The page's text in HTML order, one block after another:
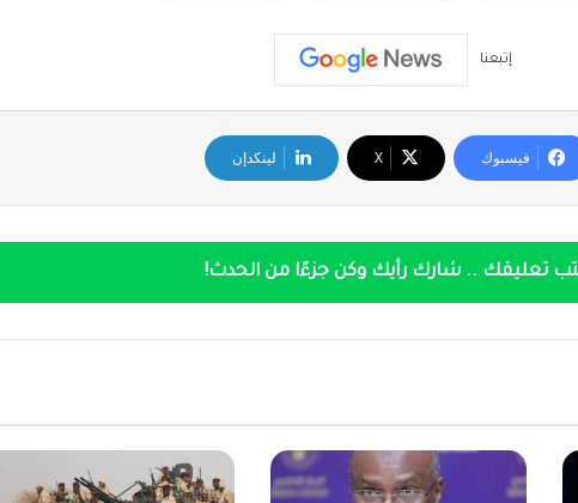
إتبعنا
فيسبوك ‫X لينكدإن
تعليقك .. شارك رأيك وكن جزءًا من الحدث!